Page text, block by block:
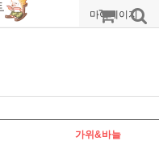
주문조회 마이페이지
가위&바늘